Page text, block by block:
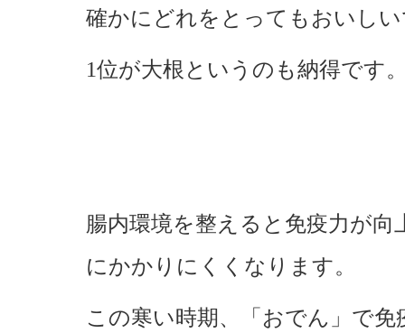
確かにどれをとってもおいし
1位が大根というのも納得です
腸内環境を整えると免疫力が
にかかりにくくなります。
この寒い時期、「おでん」で